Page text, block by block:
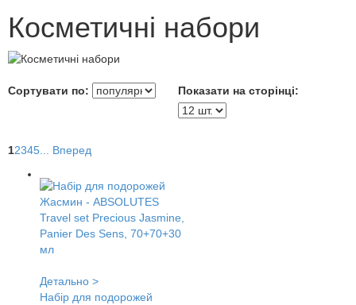
Косметичні набори
Сортувати по: Показати на сторінці:
12345 Вперед
Детально >
Набір для подорожей